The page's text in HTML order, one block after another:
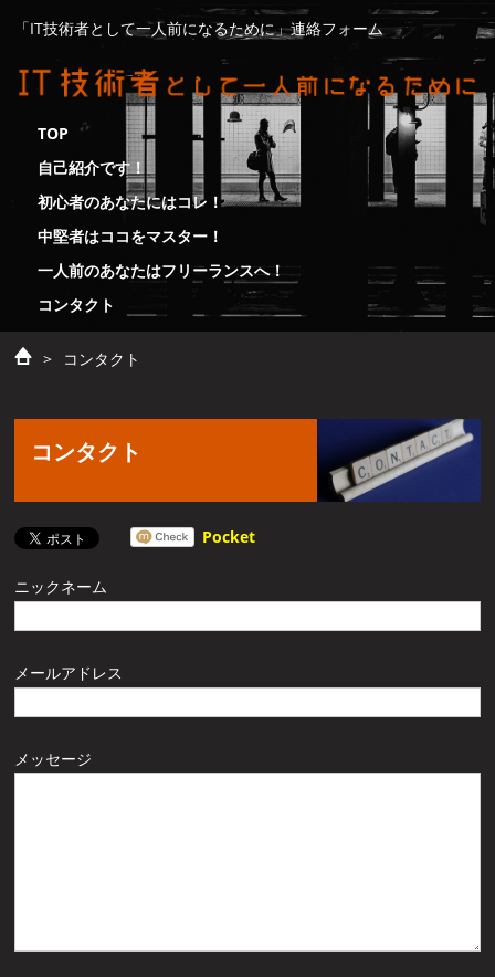
「IT技術者として一人前になるために」連絡フォーム
TOP
自己紹介です！
初心者のあなたにはコレ！
中堅者はココをマスター！
一人前のあなたはフリーランスへ！
コンタクト
> コンタクト
コンタクト
Pocket
ニックネーム
メールアドレス
メッセージ